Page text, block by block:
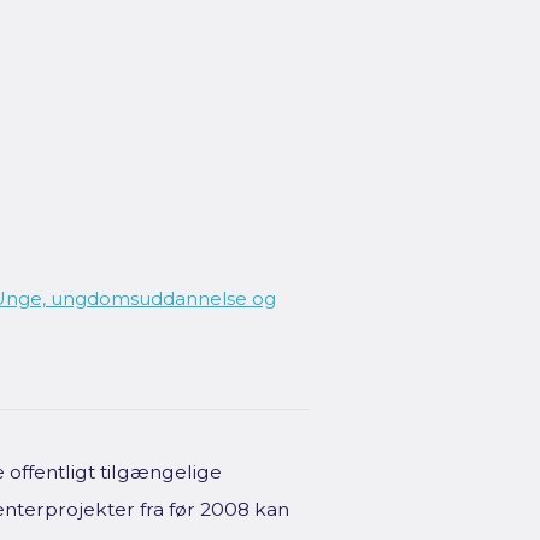
ungdomsuddannelse og
offentligt tilgængelige
fra før 2008 kan